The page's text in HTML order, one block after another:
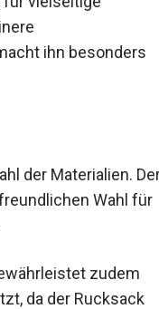
vielseitige
ihn besonders
der Materialien. Der
Wahl für
zudem